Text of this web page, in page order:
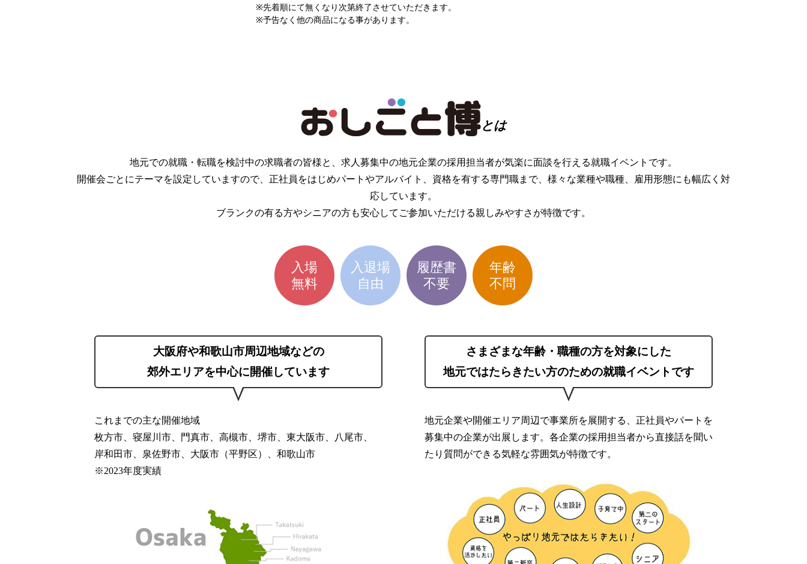
※先着順にて無くなり次第終了させていただきます。
※予告なく他の商品になる事があります。
とは
地元での就職・転職を検討中の求職者の皆様と、求人募集中の地元企業の採用担当者が気楽に面談を行える就職イベントです。
開催会ごとにテーマを設定していますので、正社員をはじめパートやアルバイト、資格を有する専門職まで、様々な業種や職種、雇用形態にも幅広く対
応しています。
ブランクの有る方やシニアの方も安心してご参加いただける親しみやすさが特徴です。
入場
無料
入退場
自由
履歴書
不要
年齢
不問
大阪府や和歌山市周辺地域などの
郊外エリアを中心に開催しています
これまでの主な開催地域
枚方市、寝屋川市、門真市、高槻市、堺市、東大阪市、八尾市、
岸和田市、泉佐野市、大阪市（平野区）、和歌山市
※2023年度実績
さまざまな年齢・職種の方を対象にした
地元ではたらきたい方のための就職イベントです
地元企業や開催エリア周辺で事業所を展開する、正社員やパートを
募集中の企業が出展します。各企業の採用担当者から直接話を聞い
たり質問ができる気軽な雰囲気が特徴です。